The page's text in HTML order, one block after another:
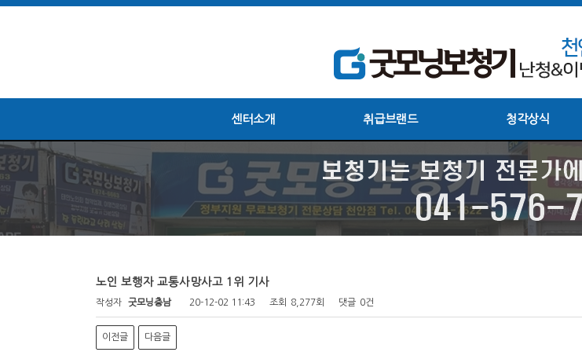
센터소개 취급브랜드 청각상식
노인 보행자 교통사망사고 1위 기사
작성자 굿모닝충남 20-12-02 11:43 조회 8,277회 댓글 0건
이전글 다음글